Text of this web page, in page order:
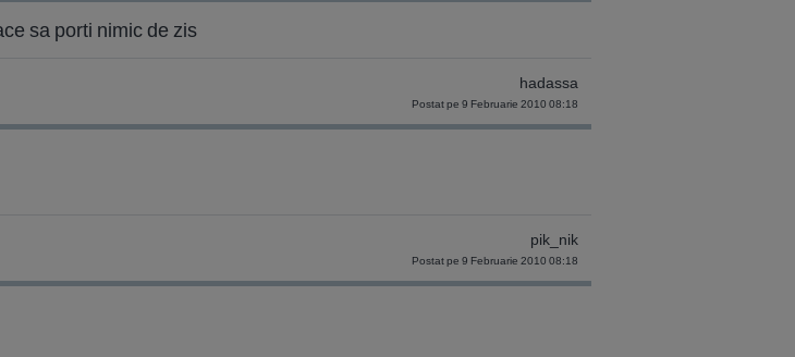
sa porti nimic de zis
hadassa
Postat pe 9 Februarie 2010 08:18
pik_nik
Postat pe 9 Februarie 2010 08:18